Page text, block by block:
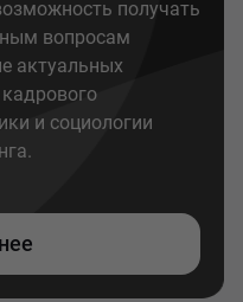
получать
вопросам
актуальных
и социологии